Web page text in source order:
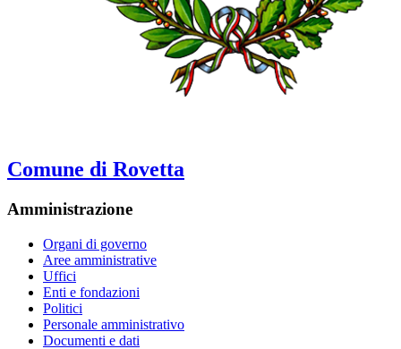
Comune di Rovetta
Amministrazione
Organi di governo
Aree amministrative
Uffici
Enti e fondazioni
Politici
Personale amministrativo
Documenti e dati